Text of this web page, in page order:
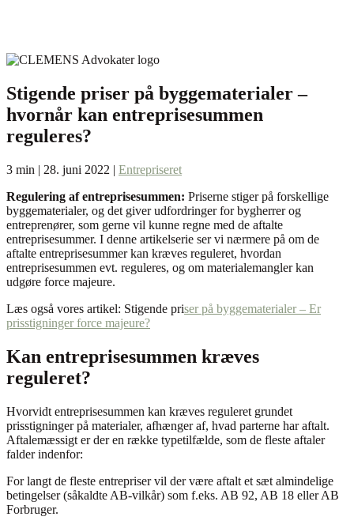
Stigende priser på byggematerialer –
hvornår kan entreprisesummen
reguleres?
3 min | 28. juni 2022 | Entrepriseret
Regulering af entreprisesummen: Priserne stiger på forskellige
byggematerialer, og det giver udfordringer for bygherrer og
entreprenører, som gerne vil kunne regne med de aftalte
entreprisesummer. I denne artikelserie ser vi nærmere på om de
aftalte entreprisesummer kan kræves reguleret, hvordan
entreprisesummen evt. reguleres, og om materialemangler kan
udgøre force majeure.
Læs også vores artikel: Stigende priser på byggematerialer – Er
prisstigninger force majeure?
Kan entreprisesummen kræves
reguleret?
Hvorvidt entreprisesummen kan kræves reguleret grundet
prisstigninger på materialer, afhænger af, hvad parterne har aftalt.
Aftalemæssigt er der en række typetilfælde, som de fleste aftaler
falder indenfor:
For langt de fleste entrepriser vil der være aftalt et sæt almindelige
betingelser (såkaldte AB-vilkår) som f.eks. AB 92, AB 18 eller AB
Forbruger.